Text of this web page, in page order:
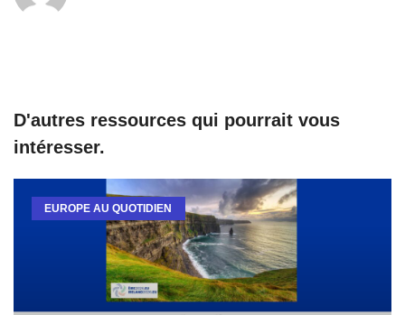
D'autres ressources qui pourrait vous
intéresser.
EUROPE AU QUOTIDIEN